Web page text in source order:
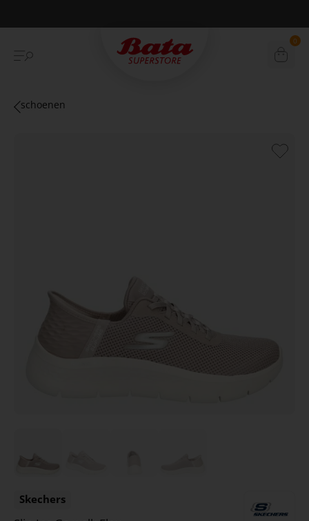
Betaal achteraf met Klarna 0
schoenen
Skechers